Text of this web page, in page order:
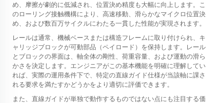
め、摩擦が劇的に低減され、位置決め精度も大幅に向上します。こ
のローリング接触機構により、高速移動、滑らかなマイクロ位置決
め、および数百万サイクルにわたる一貫した性能が実現されます。
レールは通常、機械ベースまたは構造フレームに取り付けられ、キ
ャリッジブロックが可動部品（ペイロード）を保持します。レール
とブロックの界面は、軸全体の剛性、荷重容量、および運動の滑ら
かさを決定します。エンジニアがこの基本機能を明確に理解してい
れば、実際の運用条件下で、特定の直線ガイド仕様が当該軸に課さ
れる要求を満たすかどうかをより適切に評価できます。
また、直線ガイドが単独で動作するものではない点にも注目する価